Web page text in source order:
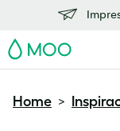
MOO
Home >